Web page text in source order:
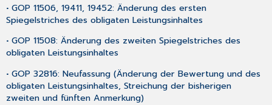
• GOP 11506, 19411, 19452: Änderung des ersten
Spiegelstriches des obligaten Leistungsinhaltes
• GOP 11508: Änderung des zweiten Spiegelstriches des
obligaten Leistungsinhaltes
• GOP 32816: Neufassung (Änderung der Bewertung und des
obligaten Leistungsinhaltes, Streichung der bisherigen
zweiten und fünften Anmerkung)